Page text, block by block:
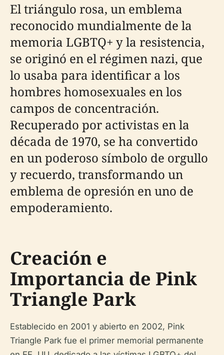
El triángulo rosa, un emblema
reconocido mundialmente de la
memoria LGBTQ+ y la resistencia,
se originó en el régimen nazi, que
lo usaba para identificar a los
hombres homosexuales en los
campos de concentración.
Recuperado por activistas en la
década de 1970, se ha convertido
en un poderoso símbolo de orgullo
y recuerdo, transformando un
emblema de opresión en uno de
empoderamiento.
Creación e
Importancia de Pink
Triangle Park
Establecido en 2001 y abierto en 2002, Pink
Triangle Park fue el primer memorial permanente